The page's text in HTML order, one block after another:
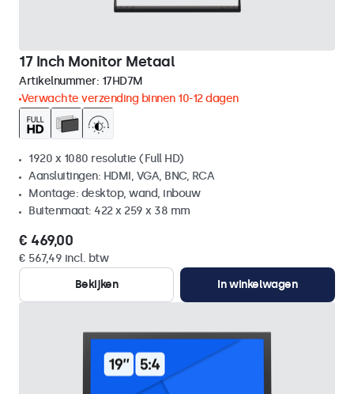
17 Inch Monitor Metaal
Artikelnummer: 17HD7M
Verwachte verzending binnen 10-12 dagen
1920 x 1080 resolutie (Full HD)
Aansluitingen: HDMI, VGA, BNC, RCA
Montage: desktop, wand, inbouw
Buitenmaat: 422 x 259 x 38 mm
€ 469,00
€ 567,49 incl. btw
Bekijken
In winkelwagen